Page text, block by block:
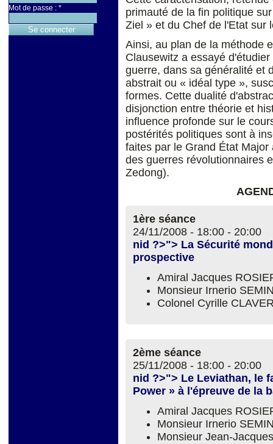
Mot de passe : *
primauté de la fin politique
Ziel » et du Chef de l'Etat sur
Ainsi, au plan de la méthode
Clausewitz a essayé
guerre, dans sa généralité et
abstrait ou « idéal type »,
formes. Cette dualité
disjonction entre théorie et
influence profonde sur le
postérités politiques sont à
faites par le Grand État
des guerres révolutionnaires
Zedong).
1ère séance
24/11/2008 - 18:00 - 20:00
nid ?>"> La Sécurité
prospective
Amiral Jacques
Monsieur Irnerio
Colonel Cyrille
2ème séance
25/11/2008 - 18:00 - 20:00
nid ?>"> Le Leviathan, le
Power » à l'épreuve de la
Amiral Jacques
Monsieur Irnerio
Monsieur Jean-